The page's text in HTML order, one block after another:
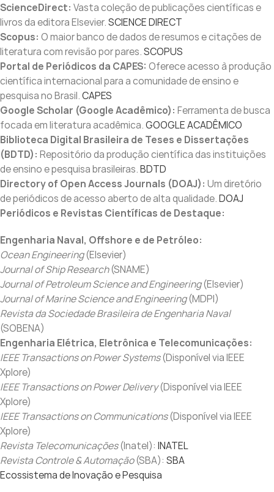
ScienceDirect: Vasta coleção de publicações científicas e
livros da editora Elsevier.SCIENCE DIRECT
Scopus: O maior banco de dados de resumos e citações de
literatura com revisão por pares.SCOPUS
Portal de Periódicos da CAPES: Oferece acesso à produção
científica internacional para a comunidade de ensino e
pesquisa no Brasil.CAPES
Google Scholar (Google Acadêmico): Ferramenta de busca
focada em literatura acadêmica.GOOGLE ACADÊMICO
Biblioteca Digital Brasileira de Teses e Dissertações
(BDTD): Repositório da produção científica das instituições
de ensino e pesquisa brasileiras.BDTD
Directory of Open Access Journals (DOAJ): Um diretório
de periódicos de acesso aberto de alta qualidade.DOAJ
Periódicos e Revistas Científicas de Destaque:
Engenharia Naval, Offshore e de Petróleo:
Ocean Engineering(Elsevier)
Journal of Ship Research(SNAME)
Journal of Petroleum Science and Engineering(Elsevier)
Journal of Marine Science and Engineering(MDPI)
Revista da Sociedade Brasileira de Engenharia Naval
(SOBENA)
Engenharia Elétrica, Eletrônica e Telecomunicações:
IEEE Transactions on Power Systems(Disponível via IEEE
Xplore)
IEEE Transactions on Power Delivery(Disponível via IEEE
Xplore)
IEEE Transactions on Communications(Disponível via IEEE
Xplore)
Revista Telecomunicações(Inatel): INATEL
Revista Controle & Automação(SBA): SBA
Ecossistema de Inovação e Pesquisa